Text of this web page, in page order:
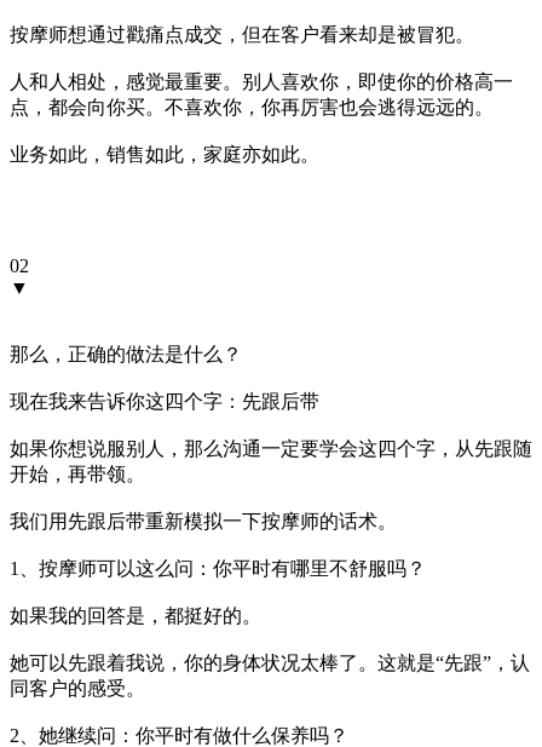
按摩师想通过戳痛点成交，但在客户看来却是被冒犯。
人和人相处，感觉最重要。别人喜欢你，即使你的价格高一
点，都会向你买。不喜欢你，你再厉害也会逃得远远的。
业务如此，销售如此，家庭亦如此。
02
▼
那么，正确的做法是什么？
现在我来告诉你这四个字：先跟后带
如果你想说服别人，那么沟通一定要学会这四个字，从先跟随
开始，再带领。
我们用先跟后带重新模拟一下按摩师的话术。
1、按摩师可以这么问：你平时有哪里不舒服吗？
如果我的回答是，都挺好的。
她可以先跟着我说，你的身体状况太棒了。这就是“先跟”，认
同客户的感受。
2、她继续问：你平时有做什么保养吗？